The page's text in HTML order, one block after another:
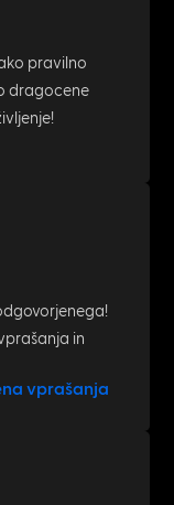
pravilno
dragocene
in
vprašanja